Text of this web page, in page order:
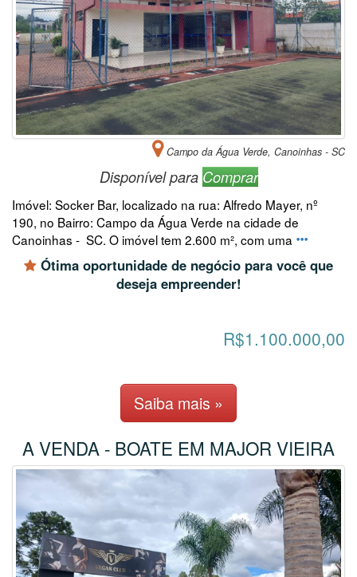
Campo da Água Verde, Canoinhas - SC
Disponível para Comprar
Imóvel: Socker Bar, localizado na rua: Alfredo Mayer, nº
190, no Bairro: Campo da Água Verde na cidade de
Canoinhas - SC. O imóvel tem 2.600 m², com uma
Ótima oportunidade de negócio para você que
deseja empreender!
R$1.100.000,00
Saiba mais »
A VENDA - BOATE EM MAJOR VIEIRA